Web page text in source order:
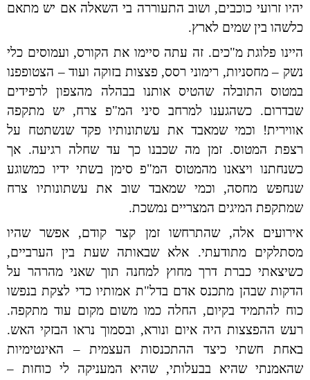
יהיו זרועי כוכבים, ושוב התעוררה בי השאלה אם יש מתאם
כלשהו בין שמים לארץ.
היינו פלוגת מ"כים. זה עתה סיימו את הקורס, ועמוסים כלי
נשק – מחסניות, רימוני רסס, פצצות בזוקה ועוד – הצטופפנו
במטוס התובלה שהטיס אותנו בבהלה מהצפון לרפידים
שבדרום. כשהגענו למרחב סיני המ"פ צרח, יש מתקפה
אווירית! וכמי שמאבד את עשתונותיו פקד שנשתטח על
רצפת המטוס. זמן מה שכבנו כך עד שחלה רגיעה. אך
כשנחתנו ויצאנו מהמטוס המ"פ סימן בשתי ידיו כמשוגע
שנחפש מחסה, וכמי שמאבד שוב את עשתונותיו צרח
שמתקפת המיגים המצריים נמשכת.
אירועים אלה, שהתרחשו זמן קצר קודם, אפשר שהיו
מסתלקים מתודעתי. אלא שבאותה שעת בין הערביים,
כשיצאתי כברת דרך מחוץ למחנה תוך שאני מהרהר על
הדקות שבהן מתכנס אדם בדל"ת אמותיו כדי לצקת בנפשו
כוח להתמיד בקיום, החלה כמו משום מקום עוד מתקפה.
רעש ההפצצות היה איום ונורא, ובסמוך נראו הבזקי האש.
באחת חשתי כיצד ההתכנסות העצמית – האינטימיות
שהאמנתי שהיא בבעלותי, שהיא המעניקה לי כוחות –